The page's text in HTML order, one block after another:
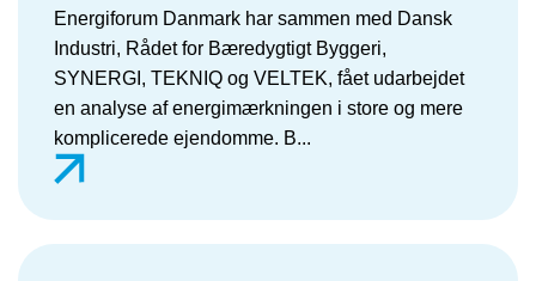
Energiforum Danmark har sammen med Dansk
Industri, Rådet for Bæredygtigt Byggeri,
SYNERGI, TEKNIQ og VELTEK, fået udarbejdet
en analyse af energimærkningen i store og mere
komplicerede ejendomme. B...